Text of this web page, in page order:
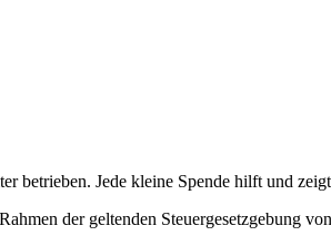
betrieben. Jede kleine Spende hilft und
der geltenden Steuergesetzgebung